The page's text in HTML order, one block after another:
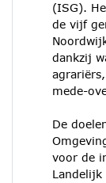
(ISG).
de vijf
dankzij
mede-
De
voor de
Landelijk